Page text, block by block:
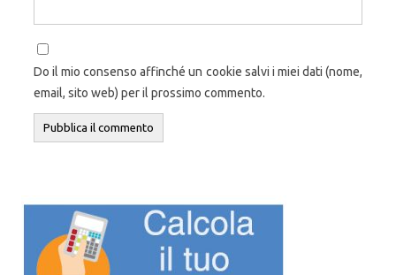
Do il mio consenso affinché un cookie salvi i miei dati (nome,
email, sito web) per il prossimo commento.